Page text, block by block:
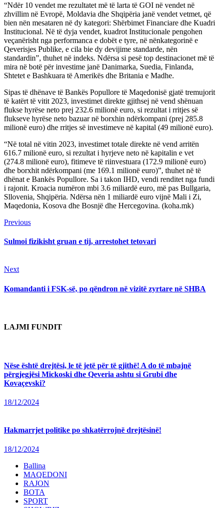
“Ndër 10 vendet me rezultatet më të larta të GOI në vendet në
zhvillim në Evropë, Moldavia dhe Shqipëria janë vendet vetmet, që
bien nën mesataren në dy kategori: Shërbimet Financiare dhe Kuadri
Institucional. Në të dyja vendet, kuadrot Institucionale pengohen
veçanërisht nga performanca e dobët e tyre, në nënkategorinë e
Qeverisjes Publike, e cila bie dy devijime standarde, nën
standardin”, thuhet në indeks. Ndërsa si pesë top destinacionet më të
mira në botë për investime janë Danimarka, Suedia, Finlanda,
Shtetet e Bashkuara të Amerikës dhe Britania e Madhe.
Sipas të dhënave të Bankës Popullore të Maqedonisë gjatë tremujorit
të katërt të vitit 2023, investimet direkte gjithsej në vend shënuan
flukse hyrëse neto prej 232.6 milionë euro, si rezultat i rritjes së
flukseve hyrëse neto bazuar në borxhin ndërkompani (prej 285.8
milionë euro) dhe rritjes së investimeve në kapital (49 milionë euro).
“Në total në vitin 2023, investimet totale direkte në vend arritën
616.7 milionë euro, si rezultat i hyrjeve neto në kapitalin e vet
(274.8 milionë euro), fitimeve të riinvestuara (172.9 milionë euro)
dhe borxhit ndërkompani (me 169.1 milionë euro)”, thuhet në të
dhënat e Bankës Popullore. Sa i takon IHD, vendi renditet nga fundi
i rajonit. Kroacia numëron mbi 3.6 miliardë euro, më pas Bullgaria,
Sllovenia, Shqipëria. Ndërsa nën 1 miliardë euro vijnë Mali i Zi,
Maqedonia, Kosova dhe Bosnjë dhe Hercegovina. (koha.mk)
Continue
Reading
PreviousPrevious
Sulmoi fizikisht gruan e tij, arrestohet tetovari
NextNext
Komandanti i FSK-së, po qëndron në vizitë zyrtare në SHBA
LAJMI FUNDIT
Nëse është drejtësi, le të jetë për të gjithë! A do të mbajnë
përgjegjësi Mickoski dhe Qeveria ashtu si Grubi dhe
Kovaçevski?
18/12/2024
Hakmarrjet politike po shkatërrojnë drejtësinë!
18/12/2024
Ballina
MAQEDONI
RAJON
BOTA
SPORT